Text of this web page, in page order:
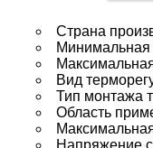
Страна
Минимальная
Вид
Тип монтажа
Область